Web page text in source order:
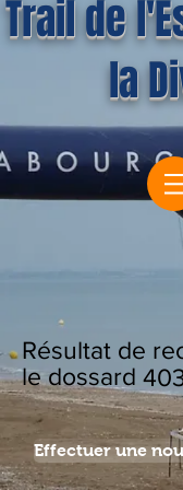
Trail de
la
Résultat de
le dossard
Effectuer une